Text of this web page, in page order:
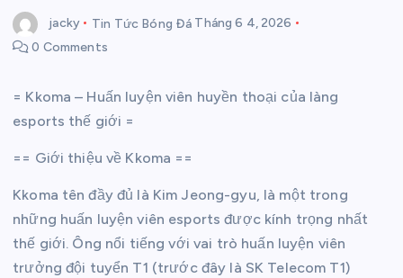
jacky Tin Tức Bóng Đá Tháng 6 4, 2026
0 Comments
= Kkoma – Huấn luyện viên huyền thoại của làng
esports thế giới =
== Giới thiệu về Kkoma ==
Kkoma tên đầy đủ là Kim Jeong-gyu, là một trong
những huấn luyện viên esports được kính trọng nhất
thế giới. Ông nổi tiếng với vai trò huấn luyện viên
trưởng đội tuyển T1 (trước đây là SK Telecom T1)